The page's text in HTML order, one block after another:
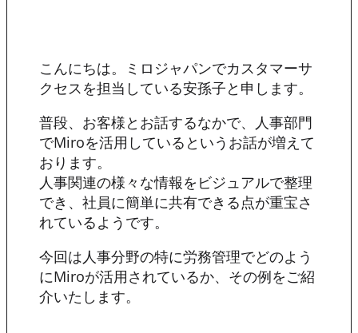
こんにちは。ミロジャパンでカスタマーサ
クセスを担当している安孫子と申します。
普段、お客様とお話するなかで、人事部門
でMiroを活用しているというお話が増えて
おります。
人事関連の様々な情報をビジュアルで整理
でき、社員に簡単に共有できる点が重宝さ
れているようです。
今回は人事分野の特に労務管理でどのよう
にMiroが活用されているか、その例をご紹
介いたします。